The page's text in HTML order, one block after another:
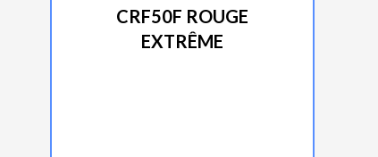
CRF50F ROUGE
EXTRÊME